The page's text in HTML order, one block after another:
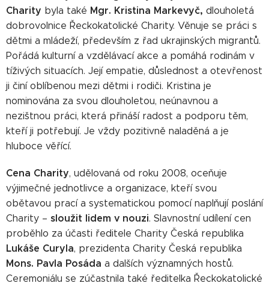
Charity byla také Mgr. Kristina Markevyč, dlouholetá
dobrovolnice Řeckokatolické Charity. Věnuje se práci s
dětmi a mládeží, především z řad ukrajinských migrantů.
Pořádá kulturní a vzdělávací akce a pomáhá rodinám v
tíživých situacích. Její empatie, důslednost a otevřenost
ji činí oblíbenou mezi dětmi i rodiči. Kristina je
nominována za svou dlouholetou, neúnavnou a
nezištnou práci, která přináší radost a podporu těm,
kteří ji potřebují. Je vždy pozitivně naladěná a je
hluboce věřící.
Cena Charity, udělovaná od roku 2008, oceňuje
výjimečné jednotlivce a organizace, kteří svou
obětavou prací a systematickou pomocí naplňují poslání
Charity – sloužit lidem v nouzi. Slavnostní udílení cen
proběhlo za účasti ředitele Charity Česká republika
Lukáše Curyla, prezidenta Charity Česká republika
Mons. Pavla Posáda a dalších významných hostů.
Ceremoniálu se zúčastnila také ředitelka Řeckokatolické